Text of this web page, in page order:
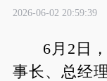
2026-06-02 20:59:39
6月2日
事长、总经